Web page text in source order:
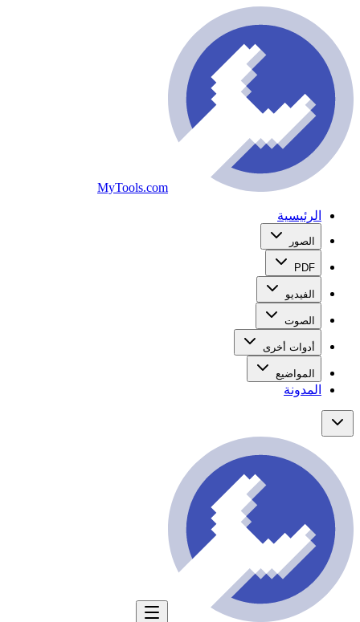
MyTools.com
الرئيسية
الصور
PDF
الفيديو
الصوت
أدوات أخرى
المواضيع
المدونة